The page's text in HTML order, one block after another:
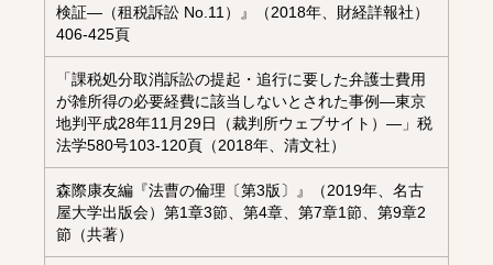
検証―（租税訴訟 No.11）』（2018年、財経詳報社）
406-425頁
「課税処分取消訴訟の提起・追行に要した弁護士費用
が雑所得の必要経費に該当しないとされた事例―東京
地判平成28年11月29日（裁判所ウェブサイト）―」税
法学580号103-120頁（2018年、清文社）
森際康友編『法曹の倫理〔第3版〕』（2019年、名古
屋大学出版会）第1章3節、第4章、第7章1節、第9章2
節（共著）